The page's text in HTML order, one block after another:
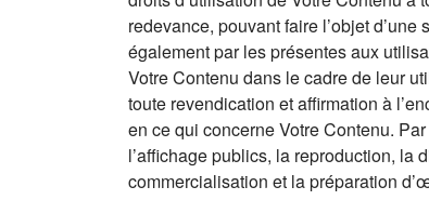
redevance, pouvant faire l’objet
également par les présentes aux
Votre Contenu dans le cadre de leur
toute revendication et affirmation à
en ce qui concerne Votre Contenu. Par
l’affichage publics, la reproduction, la
commercialisation et la préparation